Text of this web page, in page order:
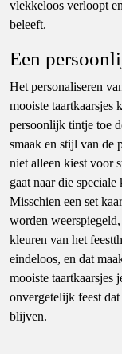
vlekkeloos verloopt
beleeft.
Een
Het personaliseren
mooiste taartkaarsjes
persoonlijk tintje toe
smaak en stijl van de
niet alleen kiest voor
gaat naar die
Misschien een set
worden
kleuren van het
eindeloos, en dat
mooiste taartkaarsjes
onvergetelijk feest
blijven.